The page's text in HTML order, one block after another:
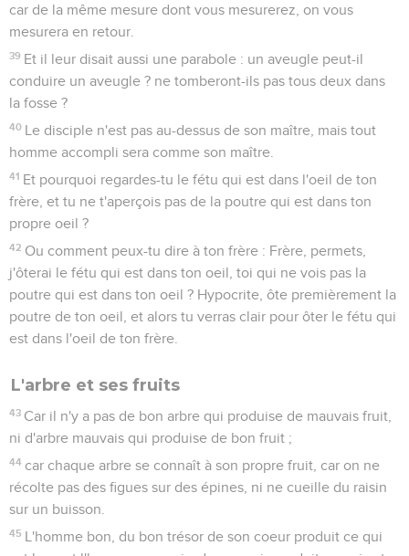
car de la même mesure dont vous mesurerez, on vous
mesurera en retour.
39 Et il leur disait aussi une parabole : un aveugle peut-il
conduire un aveugle ? ne tomberont-ils pas tous deux dans
la fosse ?
40 Le disciple n'est pas au-dessus de son maître, mais tout
homme accompli sera comme son maître.
41 Et pourquoi regardes-tu le fétu qui est dans l'oeil de ton
frère, et tu ne t'aperçois pas de la poutre qui est dans ton
propre oeil ?
42 Ou comment peux-tu dire à ton frère : Frère, permets,
j'ôterai le fétu qui est dans ton oeil, toi qui ne vois pas la
poutre qui est dans ton oeil ? Hypocrite, ôte premièrement la
poutre de ton oeil, et alors tu verras clair pour ôter le fétu qui
est dans l'oeil de ton frère.
L'arbre et ses fruits
43 Car il n'y a pas de bon arbre qui produise de mauvais fruit,
ni d'arbre mauvais qui produise de bon fruit ;
44 car chaque arbre se connaît à son propre fruit, car on ne
récolte pas des figues sur des épines, ni ne cueille du raisin
sur un buisson.
45 L'homme bon, du bon trésor de son coeur produit ce qui